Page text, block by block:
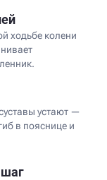
ходьбе колени
устают —
в пояснице и